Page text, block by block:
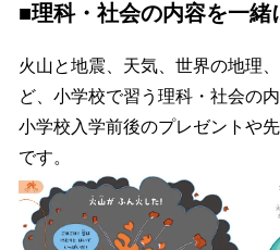
■理科・社会の内容を一緒
火山と地震、天気、世界の地理
ど、小学校で習う理科・社会の
小学校入学前後のプレゼントや
です。